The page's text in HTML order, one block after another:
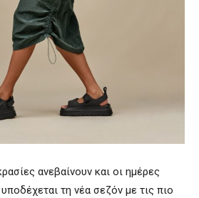
ανεβαίνουν και οι ημέρες
υποδέχεται τη νέα σεζόν με τις πιο